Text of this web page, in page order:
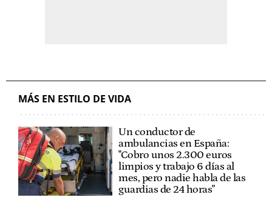
MÁS EN ESTILO DE VIDA
Un conductor de
ambulancias en España:
"Cobro unos 2.300 euros
limpios y trabajo 6 días al
mes, pero nadie habla de las
guardias de 24 horas"